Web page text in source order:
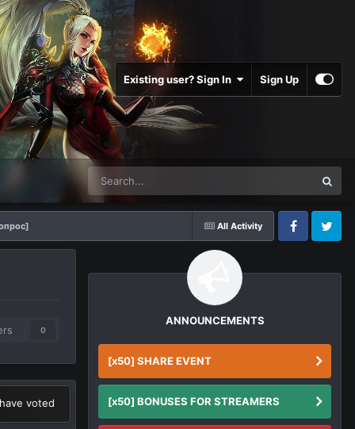
Existing user? Sign In Sign Up
All Activity
FacebookTwitter
0
voted
ANNOUNCEMENTS
[x50] SHARE EVENT
[x50] BONUSES FOR STREAMERS